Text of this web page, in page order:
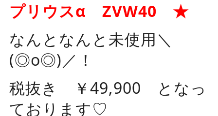
プリウスα ZVW40 ★
なんとなんと未使用＼
(◎o◎)／！
税抜き ￥49,900 となっ
ております♡